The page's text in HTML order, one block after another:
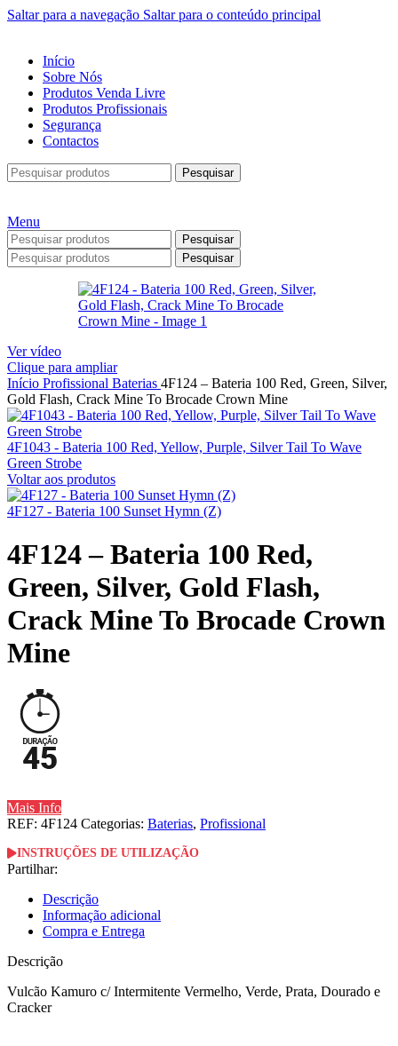
Saltar para a navegação Saltar para o conteúdo principal
Início
Sobre Nós
Produtos Venda Livre
Produtos Profissionais
Segurança
Contactos
Pesquisar
Menu
Pesquisar
Pesquisar
Ver vídeo
Clique para ampliar
Início Profissional Baterias 4F124 – Bateria 100 Red, Green, Silver,
Gold Flash, Crack Mine To Brocade Crown Mine
4F1043 - Bateria 100 Red, Yellow, Purple, Silver Tail To Wave
Green Strobe
Voltar aos produtos
4F127 - Bateria 100 Sunset Hymn (Z)
4F124 – Bateria 100 Red,
Green, Silver, Gold Flash,
Crack Mine To Brocade Crown
Mine
Mais Info
REF: 4F124 Categorias: Baterias, Profissional
INSTRUÇÕES DE UTILIZAÇÃO
Partilhar:
Descrição
Informação adicional
Compra e Entrega
Descrição
Vulcão Kamuro c/ Intermitente Vermelho, Verde, Prata, Dourado e
Cracker